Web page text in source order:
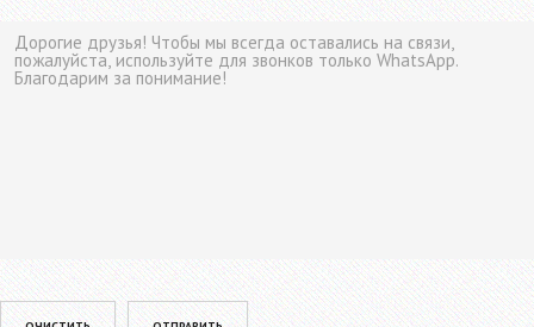
Please leave this field empty.